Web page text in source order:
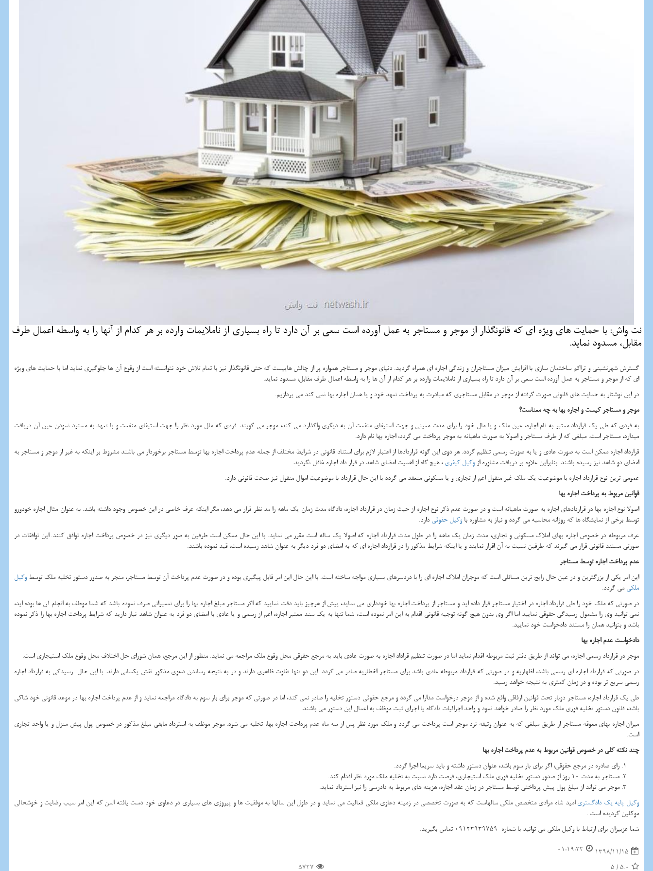
نت واش: با حمایت های ویژه ای كه قانونگذار از موجر و مستاجر به عمل آورده است سعی بر آن دارد تا راه بسیاری از ناملایمات وارده بر هر كدام از آنها را به واسطه اعمال طرف
مقابل، مسدود نماید.
گسترش شهرنشینی و تراکم ساختمان سازی با افزایش میزان مستاجران و زندگی اجاره ای همراه گردید. دنیای موجر و مستاجر همواره پر از چالش هاییست که حتی قانونگذار نیز با تمام تلاش خود نتوانسته است از وقوع آن ها جلوگیری نماید اما با حمایت های ویژه
ای که از موجر و مستاجر به عمل آورده است سعی بر آن دارد تا راه بسیاری از ناملایمات وارده بر هر کدام از آن ها را به واسطه اعمال طرف مقابل، مسدود نماید.
در این نوشتار به حمایت های قانونی صورت گرفته از موجر در مقابل مستاجری که مبادرت به پرداخت تعهد خود و یا همان اجاره بها نمی کند می پردازیم.
موجر و مستاجر کیست و اجاره بها به چه معناست؟
به فردی که طی یک قرارداد معتبر به نام اجاره، عین ملک و یا مال خود را برای مدت معینی و جهت استیفای منفعت آن به دیگری واگذارد می کند، موجر می گویند. فردی که مال مورد نظر را جهت استیفای منفعت و با تعهد به مسترد نمودن عین آن دریافت
میدارد، مستاجر است. مبلغی که از طرف مستاجر و اصولا به صورت ماهیانه به موجر پرداخت می گردد، اجاره بها نام دارد.
قرارداد اجاره ممکن است به صورت عادی و یا به صورت رسمی تنظیم گردد. هر دوی این گونه قراردادها از اعتبار لازم برای استناد قانونی در شرایط مختلف از جمله عدم پرداخت اجاره بها توسط مستاجر برخوردار می باشند مشروط بر اینکه به غیر از موجر و مستاجر به
امضای دو شاهد نیز رسیده باشند. بنابراین علاوه بر دریافت مشاوره ازوکیل کیفری، هیچ گاه از اهمیت امضای شاهد در قرار داد اجاره غافل نگردید.
عمومی ترین نوع قرارداد اجاره با موضوعیت یک ملک غیر منقول اعم از تجاری و یا مسکونی منعقد می گردد با این حال قرارداد با موضوعیت اموال منقول نیز صحت قانونی دارد.
قوانین مربوط به پرداخت اجاره بها
اصولا نوع اجاره بها در قراردادهای اجاره به صورت ماهیانه است و در صورت عدم ذکر نوع اجاره از حیث زمان در قرارداد اجاره، دادگاه مدت زمان یک ماهه را مد نظر قرار می دهد، مگر اینکه عرف خاصی در این خصوص وجود داشته باشد. به عنوان مثال اجاره خودورو
توسط برخی از نمایشگاه ها که روزانه محاسبه می گردد و نیاز به مشاوره باوکیل حقوقی دارد.
عرف مربوطه در خصوص اجاره بهای املاک مسکونی و تجاری، مدت زمان یک ماهه را در طول مدت قرارداد اجاره که اصولا یک ساله است مقرر می نماید. با این حال ممکن است طرفین به صور دیگری نیز در خصوص پرداخت اجاره توافق کنند. این توافقات در
صورتی مستند قانونی قرار می گیرند که طرفین نسبت به آن اقرار نمایند و یا اینکه شرایط مذکور را در قرارداد اجاره ای که به امضای دو فرد دیگر به عنوان شاهد رسیده است، قید نموده باشند.
عدم پرداخت اجاره توسط مستاجر
این امر یکی از بزرگترین و در عین حال رایج ترین مسائلی است که موجران املاک اجاره ای را با دردسرهای بسیاری مواجه ساخته است. با این حال این امر قابل پیگیری بوده و در صورت عدم پرداخت آن توسط مستاجر، منجر به صدور دستور تخلیه ملک توسطوکیل
ملکیمی گردد.
در صورتی که ملک خود را طی قرارداد اجاره در اختیار مستاجر قرار داده اید و مستاجر از پرداخت اجاره بها خودداری می نماید، پیش از هرچیز باید دقت نمایید که اگر مستاجر مبلغ اجاره بها را برای تعمیراتی صرف نموده باشد که شما موطف به انجام آن ها بوده اید،
نمی توانید وی را مشمول رسیدگی حقوقی نمایید اما اگر وی بدون هیچ گونه توجیه قانونی اقدام به این امر نموده است، شما تنها به یک سند معتبر اجاره، اعم از رسمی و یا عادی با امضای دو فرد به عنوان شاهد نیاز دارید که شرایط پرداخت اجاره بها را ذکر نموده
باشد و بتوانید همان را مستند دادخواست خود نمایید.
دادخواست عدم اجاره بها
موجر در قرارداد رسمی اجاره، می تواند از طریق دفتر ثبت مربوطه اقدام نماید اما در صورت تنظیم قراداد اجاره به صورت عادی باید به مرجع حقوقی محل وقوع ملک مراجعه می نماید. منظور از این مرجع، همان شورای حل اختلاف محل وقوع ملک استیجاری است.
در صورتی که قرارداد اجاره ای رسمی باشد، اظهاریه و در صورتی که قرارداد مربوطه عادی باشد برای مستاجر اخطاریه صادر می گردد. این دو تنها تفاوت ظاهری دارند و در به نتیجه رساندن دعوی مذکور نقش یکسانی دارند. با این حال رسیدگی به قرارداد اجاره
رسمی سریع تر بوده و در زمان کمتری به نتیجه خواهد رسید.
طی یک قرارداد اجاره، مستاجر دوبار تحت قوانین ارفاقی واقع شده و از موجر درخواست مدارا می گردد و مرجع حقوقی دستور تخلیه را صادر نمی کند، اما در صورتی که موجر برای بار سوم به دادگاه مراجعه نماید و از عدم پرداخت اجاره بها در موعد قانونی خود شاکی
باشد، قانون دستور تخلیه فوری ملک مورد نظر را صادر خواهد نمود و واحد اجرائیات دادگاه یا اجرای ثبت موظف به اعمال این دستور می باشند.
میزان اجاره بهای معوقه مستاجر از طریق مبلغی که به عنوان وثیقه نزد موجر است پرداخت می گردد و ملک مورد نظر پس از سه ماه عدم پرداخت اجاره بها، تخلیه می شود. موجر موظف به استرداد مابقی مبلغ مذکور در خصوص پول پیش منزل و یا واحد تجاری
است.
چند نکته کلی در خصوص قوانین مربوط به عدم پرداخت اجاره بها
رای صادره در مرجع حقوقی، اگر برای بار سوم باشد، عنوان دستور داشته و باید سریعا اجرا گردد.
مستاجر به مدت 10 روز از صدور دستور تخلیه فوری ملک استیجاری، فرصت دارد نسبت به تخلیه ملک مورد نظر اقدام کند.
موجر می تواند از مبلغ پول پیش پرداختی توسط مستاجر در زمان عقد اجاره، هزینه های مربوط به دادرسی را نیز استرداد نماید.
وکیل پایه یک دادگستریامید شاه مرادی متخصص ملکی سالهاست که به صورت تخصصی در زمینه دعاوی ملکی فعالیت می نماید و در طول این سالها به موفقیت ها و پیروزی های بسیاری در دعاوی خود دست یافته اسن که این امر سبب رضایت و خوشحالی
موکلین گردیده است .
شما عزبیزان برای ارتباط با وکیل ملکی می توانید با شماره 09123939759 تماس بگیرید.
1398/11/15
01:19:23
5.0
/
5
5727